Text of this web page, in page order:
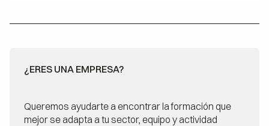
¿ERES UNA EMPRESA?
Queremos ayudarte a encontrar la formación que
mejor se adapta a tu sector, equipo y actividad